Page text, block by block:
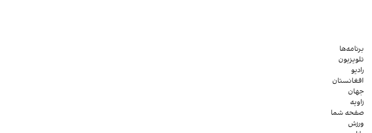
برنامه‌ها
تلویزیون
رادیو
افغانستان
جهان
زاویه
صفحه شما
ورزش